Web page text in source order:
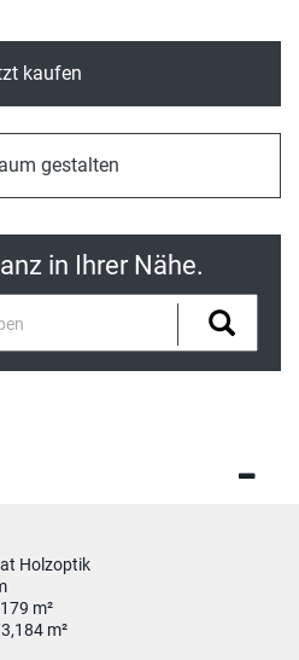
kaufen
gestalten
in Ihrer Nähe.
Holzoptik
m²
m²